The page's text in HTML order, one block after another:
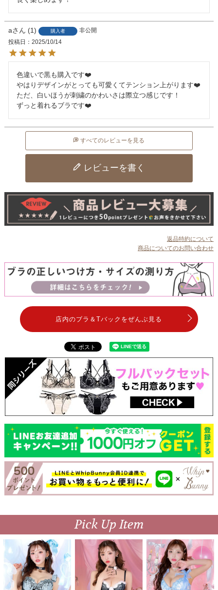
a 1 購入者
非公開
投稿日
2025/10/14
色違いで黒も購入です❤️
やはりデザインがとっても可愛くてテンション上がります❤️
ただ、白いほうが刺繍のかわいさは際立つ感じです！
ずっと着れるブラです❤️
すべてのレビューを見る
レビューを書く
返品特約について
商品についてのお問い合わせ
店内のブラ＆Tバックをぜんぶ見る
Pick Up Item